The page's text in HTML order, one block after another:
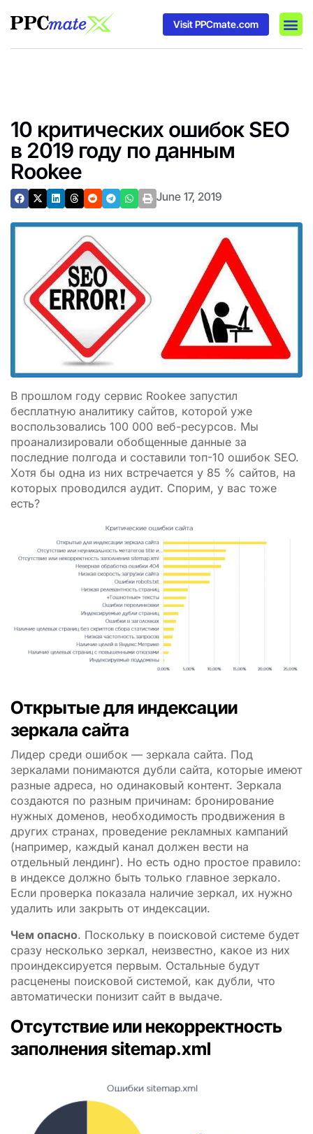
Visit PPCmate.com
10 критических ошибок SEO
в 2019 году по данным
Rookee
June 17, 2019
В прошлом году сервис Rookee запустил
бесплатную аналитику сайтов, которой уже
воспользовались 100 000 веб-ресурсов. Мы
проанализировали обобщенные данные за
последние полгода и составили топ-10 ошибок SEO.
Хотя бы одна из них встречается у 85 % сайтов, на
которых проводился аудит. Спорим, у вас тоже
есть?
Открытые для индексации
зеркала сайта
Лидер среди ошибок — зеркала сайта. Под
зеркалами понимаются дубли сайта, которые имеют
разные адреса, но одинаковый контент. Зеркала
создаются по разным причинам: бронирование
нужных доменов, необходимость продвижения в
других странах, проведение рекламных кампаний
(например, каждый канал должен вести на
отдельный лендинг). Но есть одно простое правило:
в индексе должно быть только главное зеркало.
Если проверка показала наличие зеркал, их нужно
удалить или закрыть от индексации.
Чем опасно. Поскольку в поисковой системе будет
сразу несколько зеркал, неизвестно, какое из них
проиндексируется первым. Остальные будут
расценены поисковой системой, как дубли, что
автоматически понизит сайт в выдаче.
Отсутствие или некорректность
заполнения sitemap.xml